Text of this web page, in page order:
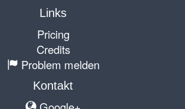
Links
Pricing
Credits
Problem melden
Kontakt